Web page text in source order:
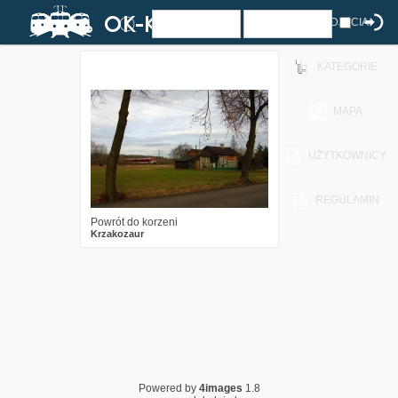
ZDJĘCIA
KATEGORIE
MAPA
UŻYTKOWNICY
REGULAMIN
Powrót do korzeni
Krzakozaur
Powered by 4images 1.8